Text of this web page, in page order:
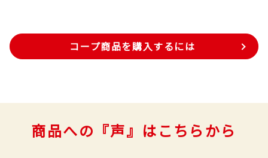
コープ商品を購入するには
商品への『声』はこちらから